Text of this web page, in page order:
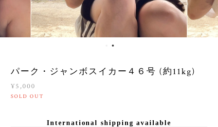
パーク・ジャンボスイカー４６号 (約11kg)
¥5,000
SOLD OUT
International shipping available